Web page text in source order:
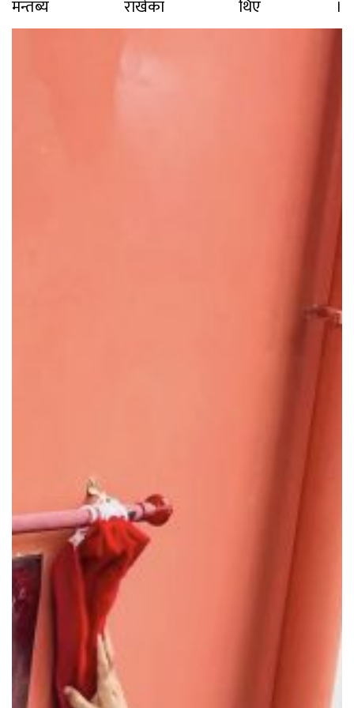
मन्तब्य राखेका थिए ।